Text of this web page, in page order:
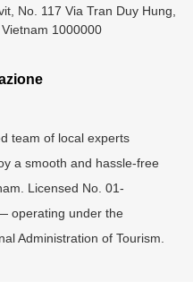
No. 117 Via Tran Duy Hung,
1000000
team of local experts
a smooth and hassle-free
Licensed No. 01-
operating under the
Administration of Tourism.